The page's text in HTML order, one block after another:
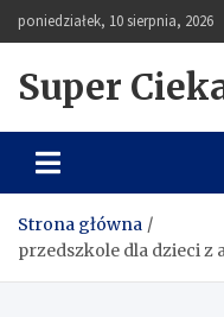
to
poniedziałek, 10 sierpnia, 2026
Super
Strona główna
przedszkole dla dzieci z